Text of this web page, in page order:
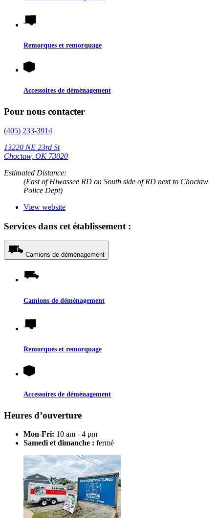
Remorques et remorquage
Accessoires de déménagement
Pour nous contacter
(405) 233-3914
13220 NE 23rd St
Choctaw, OK 73020
Estimated Distance:
(East of Hiwassee RD on South side of RD next to Choctaw
Police Dept)
View website
Services dans cet établissement :
Camions de déménagement
Camions de déménagement
Remorques et remorquage
Accessoires de déménagement
Heures d’ouverture
Mon-Fri: 10 am - 4 pm
Samedi et dimanche : fermé